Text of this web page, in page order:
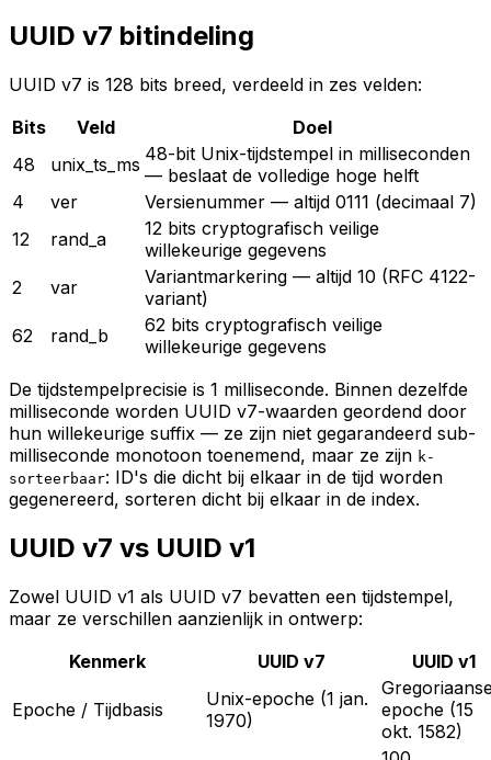
UUID v7 bitindeling
UUID v7 is 128 bits breed, verdeeld in zes velden:
Bits
Veld
Doel
48
unix_ts_ms 48-bit Unix-tijdstempel in milliseconden
— beslaat de volledige hoge helft
4
ver
Versienummer — altijd 0111 (decimaal 7)
12
rand_a
12 bits cryptografisch veilige
willekeurige gegevens
2
var
Variantmarkering — altijd 10 (RFC 4122-
variant)
62
rand_b
62 bits cryptografisch veilige
willekeurige gegevens
De tijdstempelprecisie is 1 milliseconde. Binnen dezelfde
milliseconde worden UUID v7-waarden geordend door
hun willekeurige suffix — ze zijn niet gegarandeerd sub-
milliseconde monotoon toenemend, maar ze zijn k-
sorteerbaar: ID's die dicht bij elkaar in de tijd worden
gegenereerd, sorteren dicht bij elkaar in de index.
UUID v7 vs UUID v1
Zowel UUID v1 als UUID v7 bevatten een tijdstempel,
maar ze verschillen aanzienlijk in ontwerp:
Kenmerk
UUID v7 UUID v1
Epoche / Tijdbasis
Unix-epoche (1 jan.
1970)
epoche (15
okt. 1582)